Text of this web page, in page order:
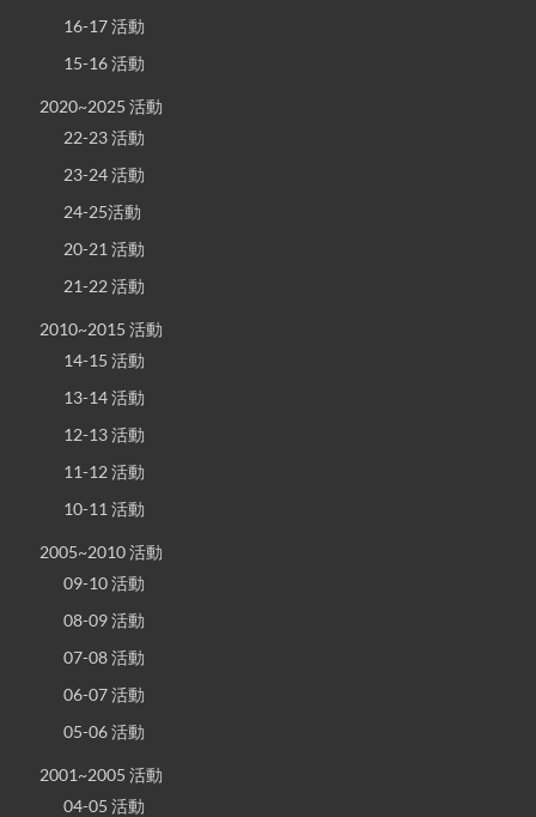
16-17 活動
15-16 活動
2020~2025 活動
22-23 活動
23-24 活動
24-25活動
20-21 活動
21-22 活動
2010~2015 活動
14-15 活動
13-14 活動
12-13 活動
11-12 活動
10-11 活動
2005~2010 活動
09-10 活動
08-09 活動
07-08 活動
06-07 活動
05-06 活動
2001~2005 活動
04-05 活動